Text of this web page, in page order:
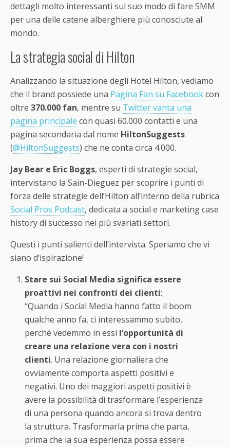
dettagli molto interessanti sul suo modo di fare SMM
per una delle catene alberghiere più conosciute al
mondo.
La strategia social di Hilton
Analizzando la situazione degli Hotel Hilton, vediamo
che il brand possiede una Pagina Fan su Facebookcon
oltre 370.000 fan, mentre su Twitter vanta una
pagina principale con quasi 60.000 contatti e una
pagina secondaria dal nome HiltonSuggests
(@HiltonSuggests) che ne conta circa 4.000.
Jay Bear e Eric Boggs, esperti di strategie social,
intervistano la Sain-Dieguez per scoprire i punti di
forza delle strategie dell’Hilton all’interno della rubrica
Social Pros Podcast, dedicata a social e marketing case
history di successo nei più svariati settori.
Questi i punti salienti dell’intervista. Speriamo che vi
siano d’ispirazione!
Stare sui Social Media significa essere
proattivi nei confronti dei clienti:
“Quando i Social Media hanno fatto il boom
qualche anno fa, ci interessammo subito,
perché vedemmo in essi l’opportunità di
creare una relazione vera con i nostri
clienti. Una relazione giornaliera che
ovviamente comporta aspetti positivi e
negativi. Uno dei maggiori aspetti positivi è
avere la possibilità di trasformare l’esperienza
di una persona quando ancora si trova dentro
la struttura. Trasformarla prima che parta,
prima che la sua esperienza possa essere